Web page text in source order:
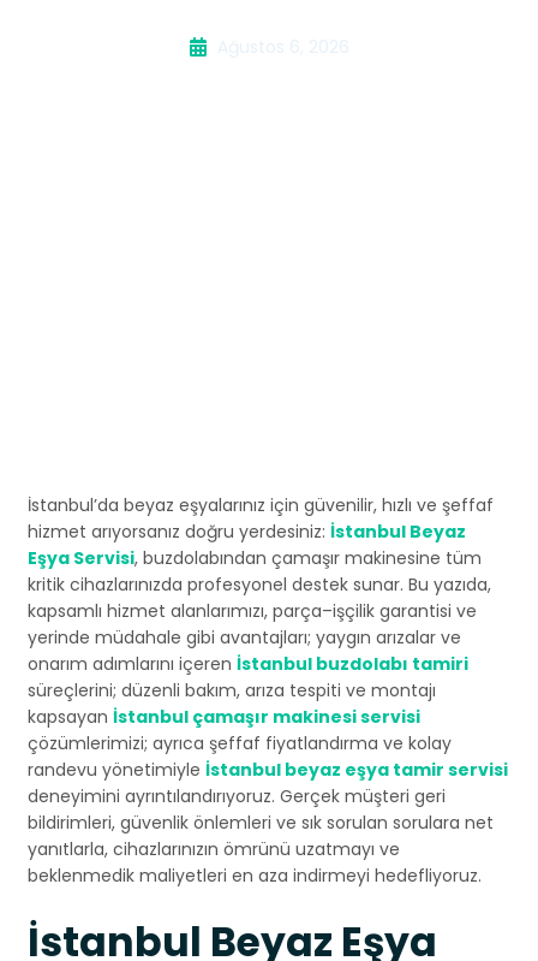
Ağustos 6, 2026
İstanbul’da beyaz eşyalarınız için güvenilir, hızlı ve şeffaf
hizmet arıyorsanız doğru yerdesiniz: İstanbul Beyaz
Eşya Servisi, buzdolabından çamaşır makinesine tüm
kritik cihazlarınızda profesyonel destek sunar. Bu yazıda,
kapsamlı hizmet alanlarımızı, parça–işçilik garantisi ve
yerinde müdahale gibi avantajları; yaygın arızalar ve
onarım adımlarını içeren İstanbul buzdolabı tamiri
süreçlerini; düzenli bakım, arıza tespiti ve montajı
kapsayan İstanbul çamaşır makinesi servisi
çözümlerimizi; ayrıca şeffaf fiyatlandırma ve kolay
randevu yönetimiyle İstanbul beyaz eşya tamir servisi
deneyimini ayrıntılandırıyoruz. Gerçek müşteri geri
bildirimleri, güvenlik önlemleri ve sık sorulan sorulara net
yanıtlarla, cihazlarınızın ömrünü uzatmayı ve
beklenmedik maliyetleri en aza indirmeyi hedefliyoruz.
İstanbul Beyaz Eşya